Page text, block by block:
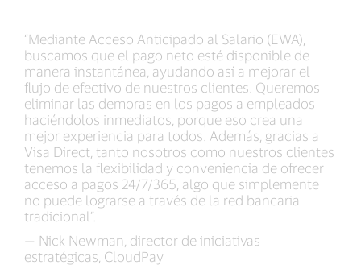
“Mediante Acceso Anticipado al Salario (EWA),
buscamos que el pago neto esté disponible de
manera instantánea, ayudando así a mejorar el
flujo de efectivo de nuestros clientes. Queremos
eliminar las demoras en los pagos a empleados
haciéndolos inmediatos, porque eso crea una
mejor experiencia para todos. Además, gracias a
Visa Direct, tanto nosotros como nuestros clientes
tenemos la flexibilidad y conveniencia de ofrecer
acceso a pagos 24/7/365, algo que simplemente
no puede lograrse a través de la red bancaria
tradicional”.
— Nick Newman, director de iniciativas
estratégicas, CloudPay